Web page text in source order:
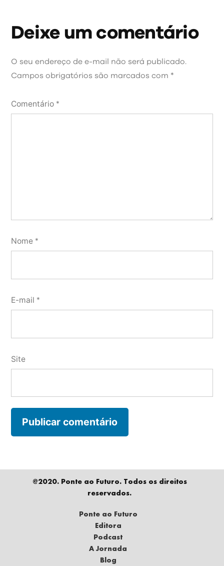
Deixe
comentário
O seu endereço de e-mail não será publicado.
Campos obrigatórios são marcados com *
Comentário *
Nome *
E-mail *
Site
Deixe um comentário
@2020. Ponte ao Futuro. Todos os direitos
reservados.
Ponte ao Futuro
Editora
Podcast
A Jornada
Blog